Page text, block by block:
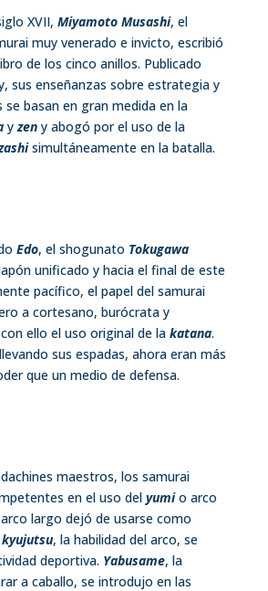
XVII, Miyamoto Musashi, el
muy venerado e invicto, escribió
de los cinco anillos. Publicado
sus enseñanzas sobre estrategia y
basan en gran medida en la
yzeny abogó por el uso de la
simultáneamente en la batalla.
Edo, el shogunato Tokugawa
unificado y hacia el final de este
pacífico, el papel del samurai
a cortesano, burócrata y
ello el uso original de la katana.
sus espadas, ahora eran más
que un medio de defensa.
maestros, los samurai
en el uso del yumio arco
largo dejó de usarse como
kyujutsu, la habilidad del arco, se
deportiva. Yabusame, la
a caballo, se introdujo en las